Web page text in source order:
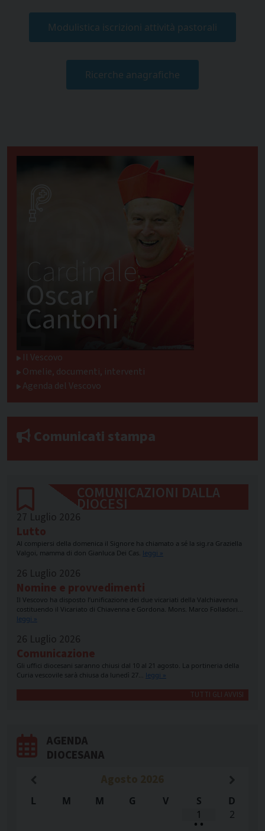
Modulistica iscrizioni attività pastorali
Ricerche anagrafiche
Cardinale
Oscar
Cantoni
Il Vescovo
Omelie, documenti, interventi
Agenda del Vescovo
Comunicati stampa
COMUNICAZIONI DALLA
DIOCESI
27 Luglio 2026
Lutto
Al compiersi della domenica il Signore ha chiamato a sé la sig.ra Graziella
Valgoi, mamma di don Gianluca Dei Cas. leggi »
26 Luglio 2026
Nomine e provvedimenti
Il Vescovo ha disposto l’unificazione dei due vicariati della Valchiavenna
costituendo il Vicariato di Chiavenna e Gordona. Mons. Marco Folladori…
leggi »
26 Luglio 2026
Comunicazione
Gli uffici diocesani saranno chiusi dal 10 al 21 agosto. La portineria della
Curia vescovile sarà chiusa da lunedì 27… leggi »
TUTTI GLI AVVISI
AGENDA
DIOCESANA
L M M G V S
D
1
• •
2